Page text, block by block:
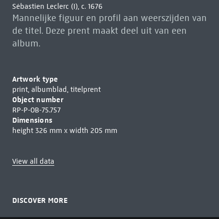
Sébastien Leclerc (I), c. 1676
Mannelijke figuur en profil aan weerszijden van
de titel. Deze prent maakt deel uit van een
album.
Artwork type
print, albumblad, titelprent
Object number
RP-P-OB-75.757
Dimensions
height 326 mm x width 205 mm
View all data
DISCOVER MORE